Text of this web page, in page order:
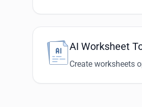
AI Worksheet
Create worksheets